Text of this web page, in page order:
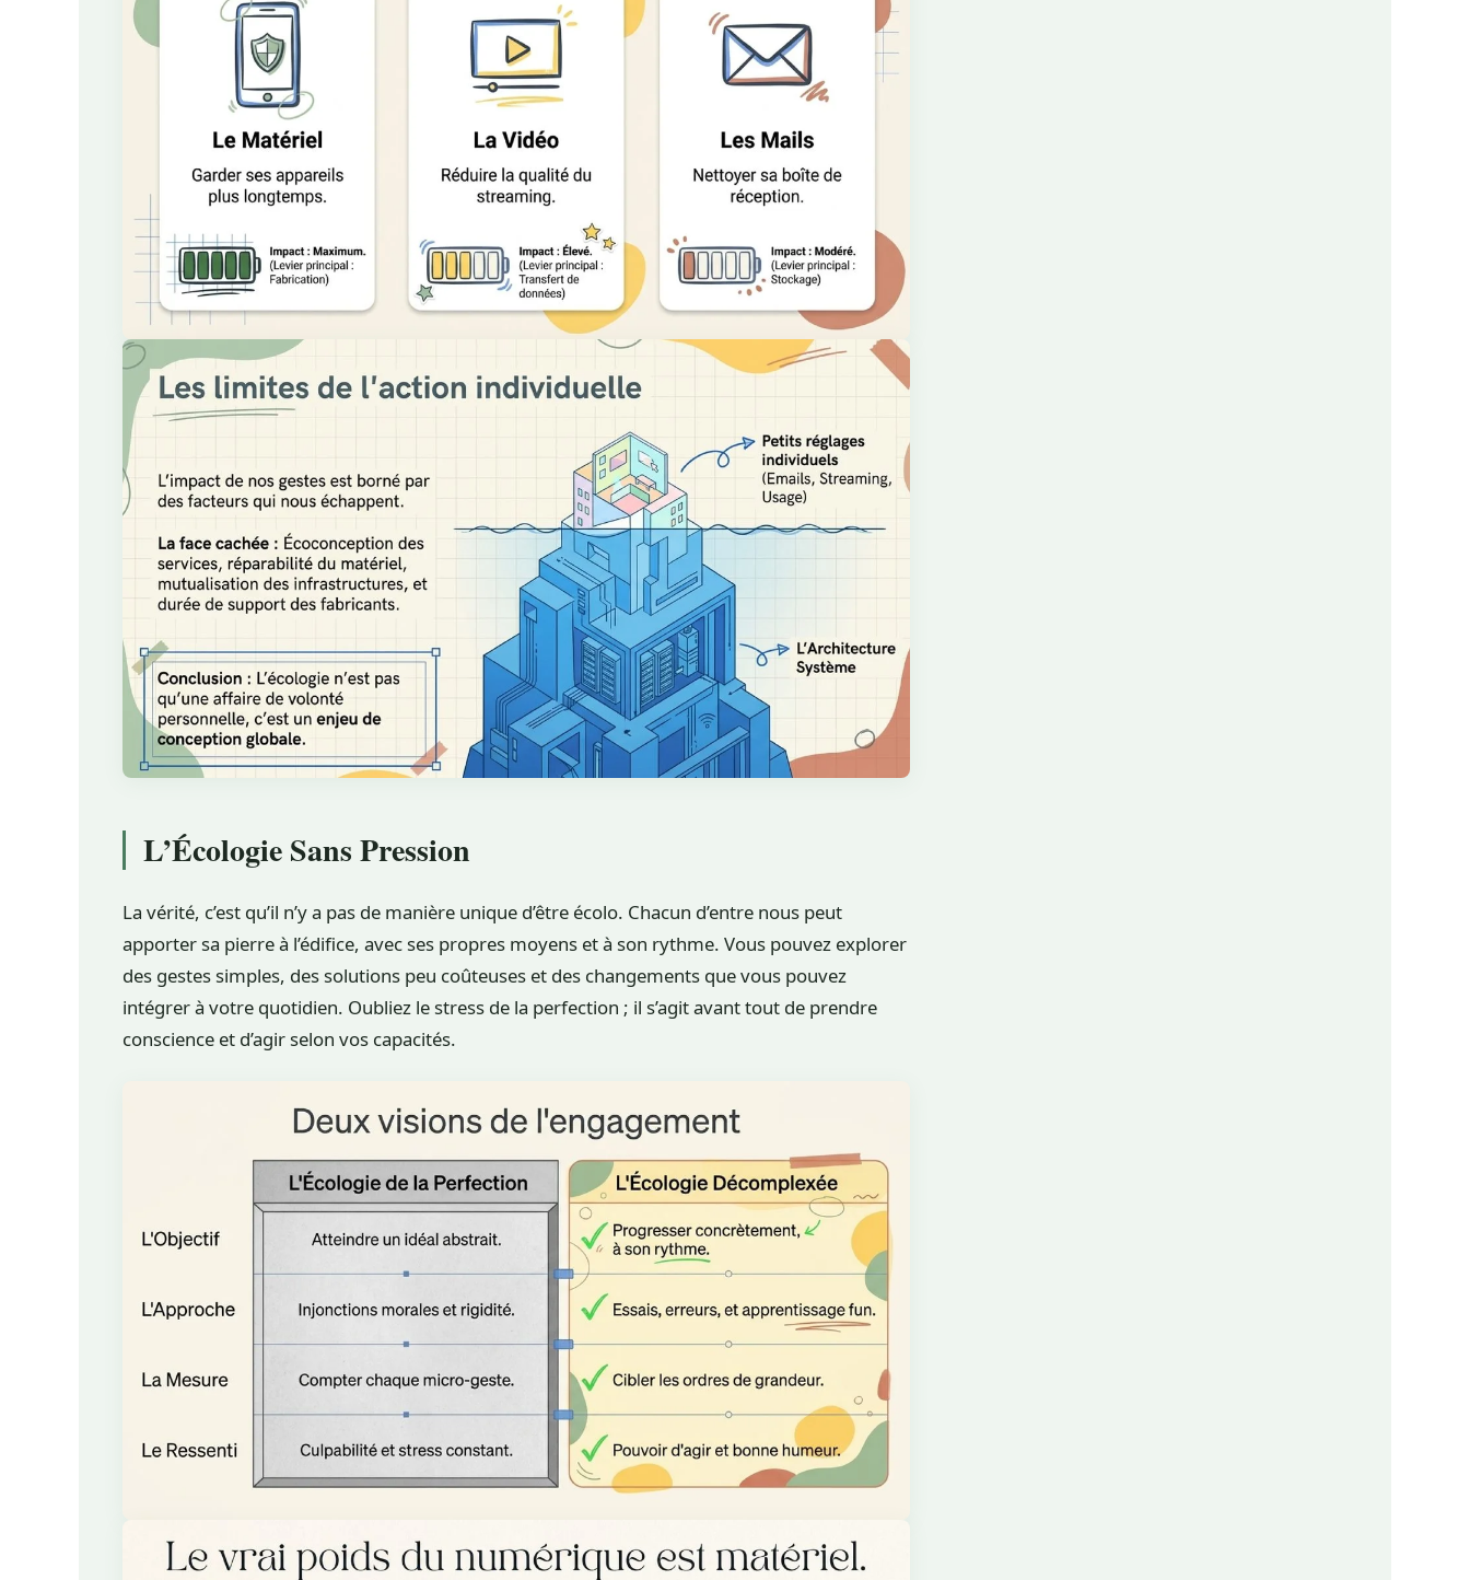
L’Écologie Sans Pression
La vérité, c’est qu’il n’y a pas de manière unique d’être écolo. Chacun d’entre nous peut
apporter sa pierre à l’édifice, avec ses propres moyens et à son rythme. Vous pouvez explorer
des gestes simples, des solutions peu coûteuses et des changements que vous pouvez
intégrer à votre quotidien. Oubliez le stress de la perfection ; il s’agit avant tout de prendre
conscience et d’agir selon vos capacités.